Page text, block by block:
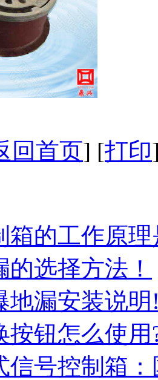
回首页] [打印
箱的工作原
的选择方法！
地漏安装说
按钮怎么使用
信号控制箱